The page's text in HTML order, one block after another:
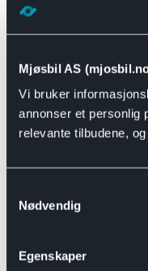
Mjøsbil AS
Vi bruker
annonser et personlig
relevante tilbudene,
Nødvendig
Egenskaper
Motor
Se alle
Drivline